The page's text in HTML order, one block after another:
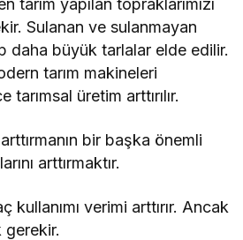
tarım yapılan topraklarımızı
Sulanan ve sulanmayan
daha büyük tarlalar elde edilir.
tarım makineleri
tarımsal üretim arttırılır.
bir başka önemli
arttırmaktır.
verimi arttırır. Ancak
gerekir.